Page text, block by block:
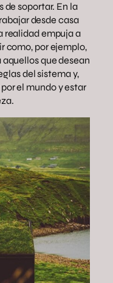
de soportar. En la
desde casa
realidad empuja a
como, por ejemplo,
aquellos que desean
del sistema y,
el mundo y estar